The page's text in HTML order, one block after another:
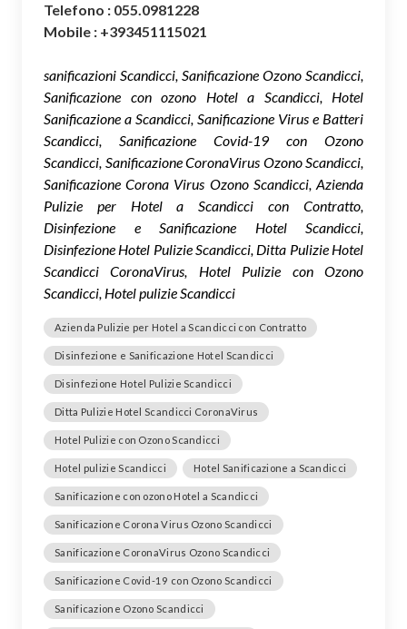
Telefono : 055.0981228
Mobile : +393451115021
sanificazioni Scandicci, Sanificazione Ozono Scandicci,
Sanificazione con ozono Hotel a Scandicci, Hotel
Sanificazione a Scandicci, Sanificazione Virus e Batteri
Scandicci, Sanificazione Covid-19 con Ozono
Scandicci, Sanificazione CoronaVirus Ozono Scandicci,
Sanificazione Corona Virus Ozono Scandicci, Azienda
Pulizie per Hotel a Scandicci con Contratto,
Disinfezione e Sanificazione Hotel Scandicci,
Disinfezione Hotel Pulizie Scandicci, Ditta Pulizie Hotel
Scandicci CoronaVirus, Hotel Pulizie con Ozono
Scandicci, Hotel pulizie Scandicci
Azienda Pulizie per Hotel a Scandicci con Contratto
Disinfezione e Sanificazione Hotel Scandicci
Disinfezione Hotel Pulizie Scandicci
Ditta Pulizie Hotel Scandicci CoronaVirus
Hotel Pulizie con Ozono Scandicci
Hotel pulizie Scandicci Hotel Sanificazione a Scandicci
Sanificazione con ozono Hotel a Scandicci
Sanificazione Corona Virus Ozono Scandicci
Sanificazione CoronaVirus Ozono Scandicci
Sanificazione Covid-19 con Ozono Scandicci
Sanificazione Ozono Scandicci